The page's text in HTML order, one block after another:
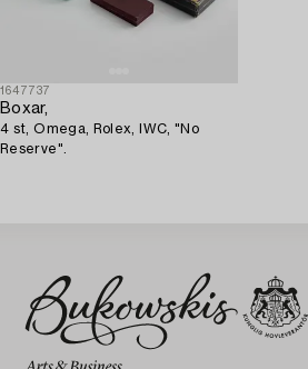
1647737
Boxar,
4 st, Omega, Rolex, IWC, "No
Reserve".